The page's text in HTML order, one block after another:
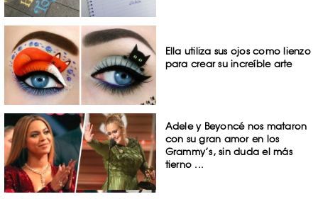
Ella utiliza sus ojos como lienzo
para crear su increíble arte
Adele y Beyoncé nos mataron
con su gran amor en los
Grammy’s, sin duda el más
tierno ...